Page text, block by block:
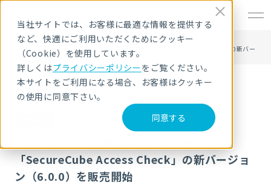
当社サイトでは、お客様に最適な情報を提供する
など、快適にご利用いただくためにクッキー
（Cookie）を使用しています。
詳しくはプライバシーポリシーをご覧ください。
本サイトをご利用になる場合、お客様はクッキー
の使用に同意下さい。
同意する
HOME
ニュース・トピックス
NRIセキュア、特権ID管理ソリューション「SecureCube Access Check」の新バー
ジョン（6.0.0）を販売開始
「SecureCube Access Check」の新バージョ
ン（6.0.0）を販売開始